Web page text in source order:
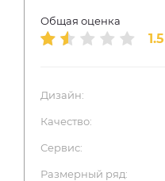
Общая оценка
1.5
Дизайн:
Качество:
Сервис:
Размерный ряд: